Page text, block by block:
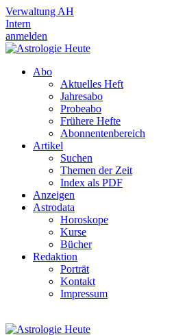
Verwaltung AH
Intern
anmelden
Abo
Aktuelles Heft
Jahresabo
Probeabo
Frühere Hefte
Abonnentenbereich
Artikel
Suchen
Themen der Zeit
Index als PDF
Anzeigen
Astrodata
Horoskope
Kurse
Bücher
Redaktion
Porträt
Kontakt
Impressum